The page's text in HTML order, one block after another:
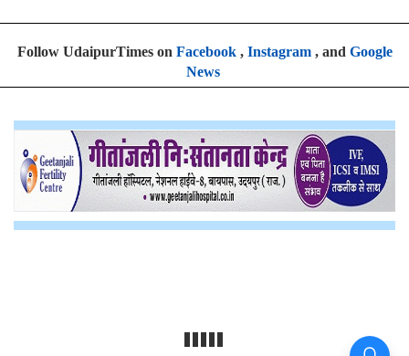
Follow UdaipurTimes on Facebook, Instagram, and Google
News
8वें वेतन आयोग से पहले सरकारी